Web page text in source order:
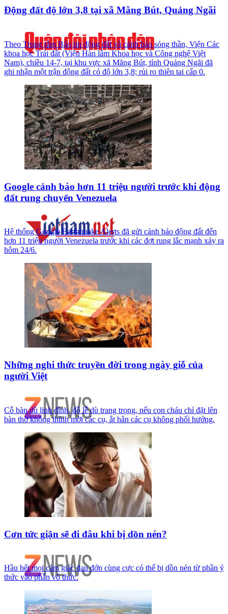
Động đất độ lớn 3,8 tại xã Măng Bút, Quảng Ngãi
Theo Trung tâm Báo tin động đất và cảnh báo sóng thần, Viện Các
khoa học Trái đất (Viện Hàn lâm Khoa học và Công nghệ Việt
Nam), chiều 14-7, tại khu vực xã Măng Bút, tỉnh Quảng Ngãi đã
ghi nhận một trận động đất có độ lớn 3,8; rủi ro thiên tai cấp 0.
Google cảnh báo hơn 11 triệu người trước khi động
đất rung chuyển Venezuela
Hệ thống Google Earthquake Alerts đã gửi cảnh báo động đất đến
hơn 11 triệu người Venezuela trước khi các đợt rung lắc mạnh xảy ra
hôm 24/6.
Những nghi thức truyền đời trong ngày giỗ của
người Việt
Cỗ bàn dù linh đình, đồ lễ dù trang trọng, nếu con cháu chỉ đặt lên
bàn thờ không thỉnh mời các cụ, ắt hẳn các cụ không phối hưởng.
Cơn tức giận sẽ đi đâu khi bị dồn nén?
Hầu hết mọi cảm giác đau đớn cùng cực có thể bị dồn nén từ phần ý
thức vào phần vô thức.